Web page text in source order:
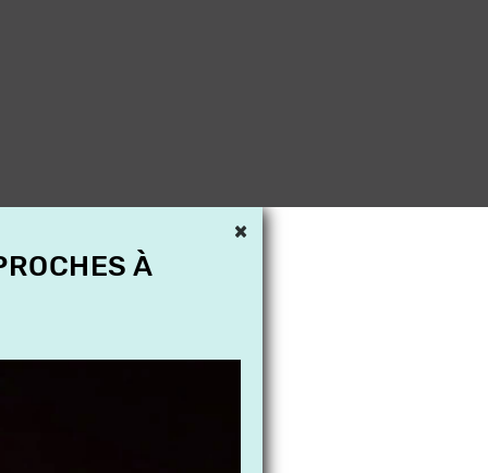
×
À